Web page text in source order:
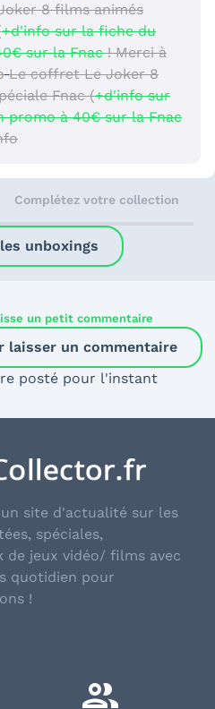
8 films animés
+d'info sur la fiche du
sur la Fnac! Merci à
Le coffret Le Joker 8
Fnac (+d'info sur
promo à 40€ sur la Fnac
Complétez votre collection
unboxings
un petit commentaire
laisser un commentaire
posté pour l'instant
site d'actualité sur les
spéciales,
de jeux vidéo/ films avec
quotidien pour
!